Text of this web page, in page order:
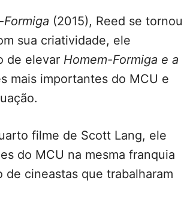
(2015), Reed se tornou
sua criatividade, ele
de elevar Homem-Formiga e a
mais importantes do MCU e
filme de Scott Lang, ele
do MCU na mesma franquia
de cineastas que trabalharam